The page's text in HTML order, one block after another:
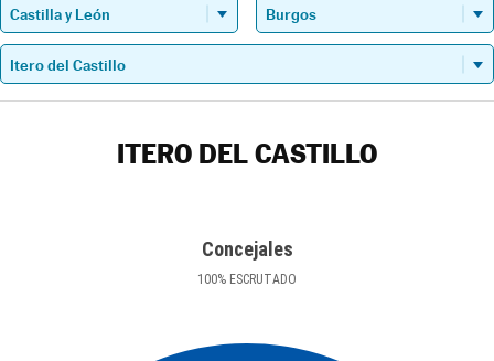
ITERO DEL CASTILLO
Concejales
100% ESCRUTADO